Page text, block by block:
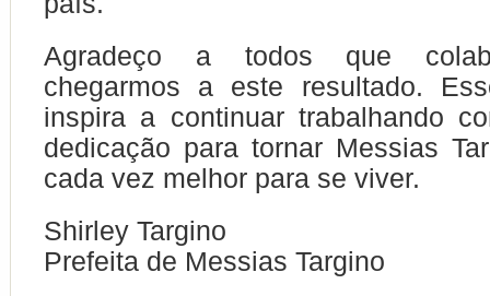
Agradeço a todos que
chegarmos a este resultado.
inspira a continuar trabalhando
dedicação para tornar Messias
cada vez melhor para se viver.
Shirley Targino
Prefeita de Messias Targino